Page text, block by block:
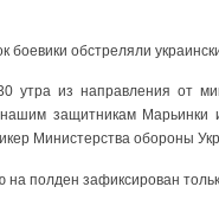
боевики обстреляли
утра из направления от
защитникам
Министерства обороны
на полден зафиксирован